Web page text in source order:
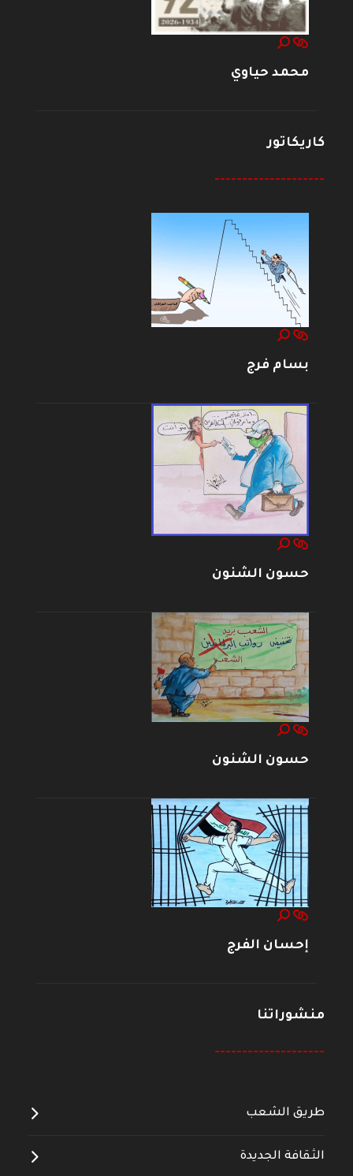
محمد حياوي
كاريكاتور
--------------------
بسام فرج
حسون الشنون
حسون الشنون
إحسان الفرج
منشوراتنا
--------------------
طريق الشعب
الثقافة الجديدة